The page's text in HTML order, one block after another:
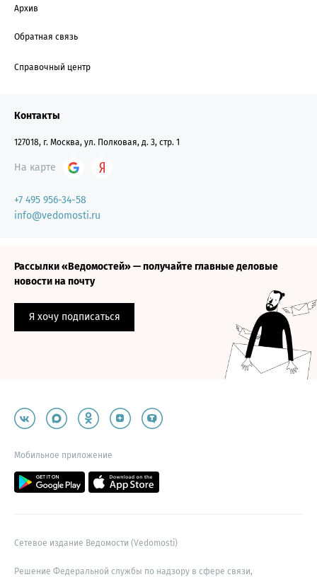
Архив
Обратная связь
Справочный центр
Контакты
127018, г. Москва, ул. Полковая, д. 3, стр. 1
На карте
+7 495 956-34-58
info@vedomosti.ru
Рассылки «Ведомостей» — получайте главные деловые
новости на почту
Я хочу подписаться
Мобильное приложение
Сетевое издание Ведомости (Vedomosti)
Решение Федеральной службы по надзору в сфере связи,